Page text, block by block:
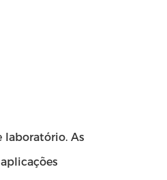
laboratório. As